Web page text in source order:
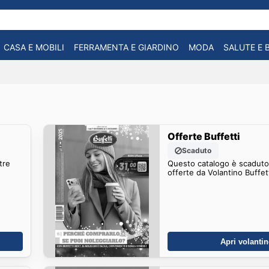
CASA E MOBILI FERRAMENTA E GIARDINO MODA SALUTE E
Offerte Buffetti
Scaduto
Questo catalogo è
offerte da Volantino
Apri